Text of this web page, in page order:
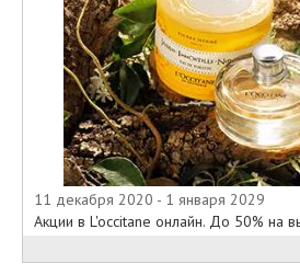
11 декабря 2020 - 1 января 2029
Акции в L'occitane онлайн. До 50% на